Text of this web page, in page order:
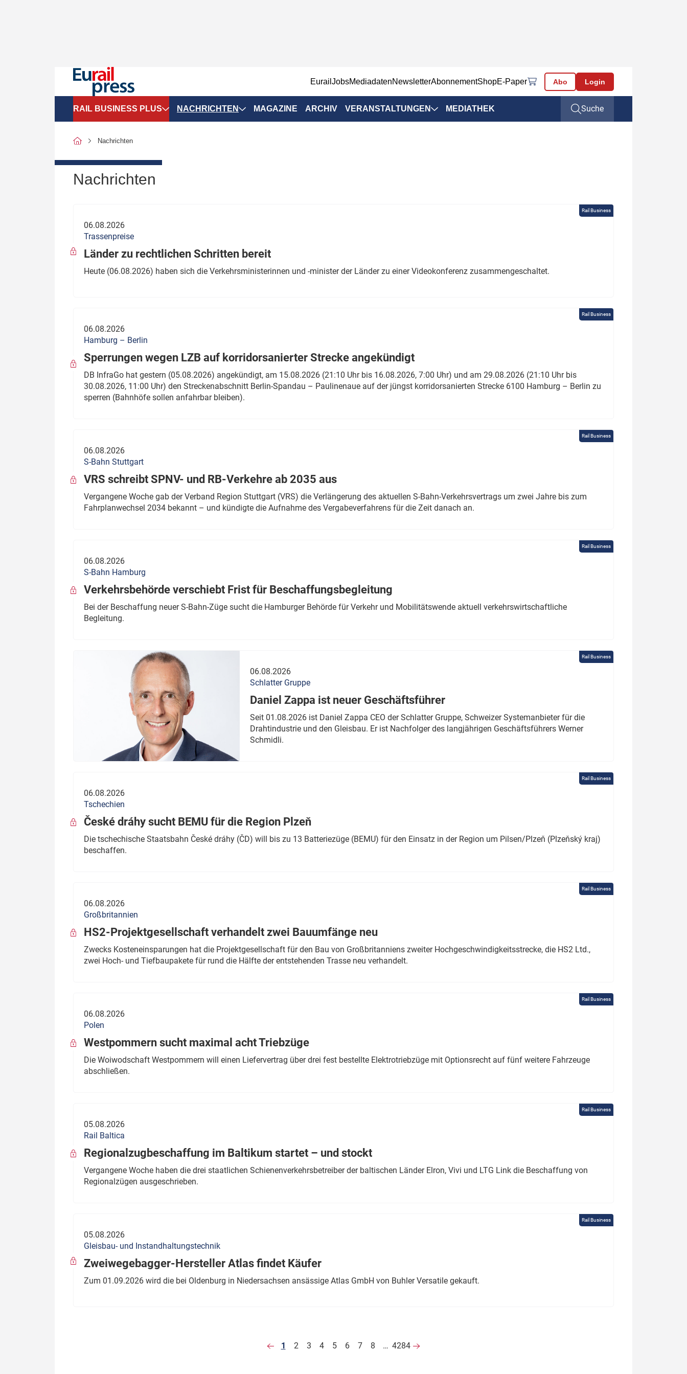
EurailJobsMediadatenNewsletterAbonnementShopE-Paper Abo Login
RAIL BUSINESS PLUS
SPNV-Marktdaten
Politik
wen?
Thema des Monats
Dossier: Generalsanierung
Dossier: ETCS
Dossier:
NACHRICHTEN MAGAZINE ARCHIV VERANSTALTUNGEN MEDIATHEK Suche
Nachrichten
Nachrichten
Rail Business
06.08.2026
Trassenpreise
Länder zu rechtlichen Schritten bereit
Heute (06.08.2026) haben sich die Verkehrsministerinnen und -minister der Länder zu einer Videokonferenz zusammengeschaltet.
Rail Business
06.08.2026
Hamburg – Berlin
Sperrungen wegen LZB auf korridorsanierter Strecke angekündigt
DB InfraGo hat gestern (05.08.2026) angekündigt, am 15.08.2026 (21:10 Uhr bis 16.08.2026, 7:00 Uhr) und am 29.08.2026 (21:10 Uhr bis
30.08.2026, 11:00 Uhr) den Streckenabschnitt Berlin-Spandau – Paulinenaue auf der jüngst korridorsanierten Strecke 6100 Hamburg – Berlin zu
sperren (Bahnhöfe sollen anfahrbar bleiben).
Rail Business
06.08.2026
S-Bahn Stuttgart
VRS schreibt SPNV- und RB-Verkehre ab 2035 aus
Vergangene Woche gab der Verband Region Stuttgart (VRS) die Verlängerung des aktuellen S-Bahn-Verkehrsvertrags um zwei Jahre bis zum
Fahrplanwechsel 2034 bekannt – und kündigte die Aufnahme des Vergabeverfahrens für die Zeit danach an.
Rail Business
06.08.2026
S-Bahn Hamburg
Verkehrsbehörde verschiebt Frist für Beschaffungsbegleitung
Bei der Beschaffung neuer S-Bahn-Züge sucht die Hamburger Behörde für Verkehr und Mobilitätswende aktuell verkehrswirtschaftliche
Begleitung.
Rail Business
06.08.2026
Schlatter Gruppe
Daniel Zappa ist neuer Geschäftsführer
Seit 01.08.2026 ist Daniel Zappa CEO der Schlatter Gruppe, Schweizer Systemanbieter für die
Drahtindustrie und den Gleisbau. Er ist Nachfolger des langjährigen Geschäftsführers Werner
Schmidli.
Rail Business
06.08.2026
Tschechien
České dráhy sucht BEMU für die Region Plzeň
Die tschechische Staatsbahn České dráhy (ČD) will bis zu 13 Batteriezüge (BEMU) für den Einsatz in der Region um Pilsen/Plzeň (Plzeňský kraj)
beschaffen.
Rail Business
06.08.2026
Großbritannien
HS2-Projektgesellschaft verhandelt zwei Bauumfänge neu
Zwecks Kosteneinsparungen hat die Projektgesellschaft für den Bau von Großbritanniens zweiter Hochgeschwindigkeitsstrecke, die HS2 Ltd.,
zwei Hoch- und Tiefbaupakete für rund die Hälfte der entstehenden Trasse neu verhandelt.
Rail Business
06.08.2026
Polen
Westpommern sucht maximal acht Triebzüge
Die Woiwodschaft Westpommern will einen Liefervertrag über drei fest bestellte Elektrotriebzüge mit Optionsrecht auf fünf weitere Fahrzeuge
abschließen.
Rail Business
05.08.2026
Rail Baltica
Regionalzugbeschaffung im Baltikum startet – und stockt
Vergangene Woche haben die drei staatlichen Schienenverkehrsbetreiber der baltischen Länder Elron, Vivi und LTG Link die Beschaffung von
Regionalzügen ausgeschrieben.
Rail Business
05.08.2026
Gleisbau- und Instandhaltungstechnik
Zweiwegebagger-Hersteller Atlas findet Käufer
Zum 01.09.2026 wird die bei Oldenburg in Niedersachsen ansässige Atlas GmbH von Buhler Versatile gekauft.
1 2 3 4 5 6 7 8 … 4284